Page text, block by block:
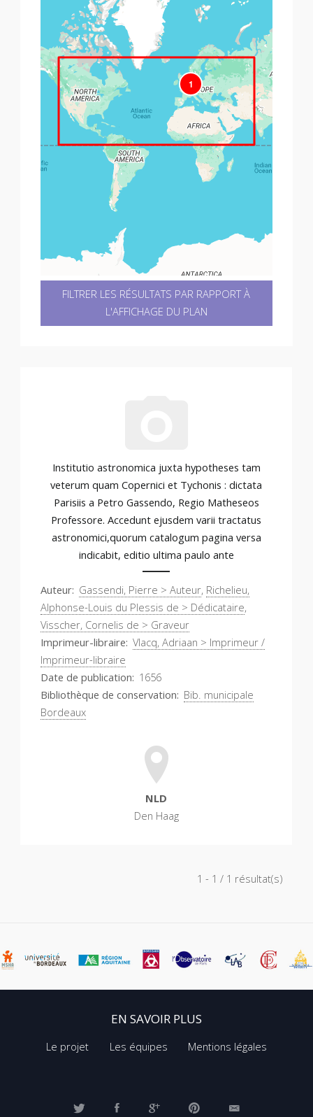
1
FILTRER LES RÉSULTATS PAR RAPPORT À
L'AFFICHAGE DU PLAN
Institutio astronomica juxta hypotheses tam
veterum quam Copernici et Tychonis : dictata
Parisiis a Petro Gassendo, Regio Matheseos
Professore. Accedunt ejusdem varii tractatus
astronomici,quorum catalogum pagina versa
indicabit, editio ultima paulo ante
Auteur Gassendi, Pierre > Auteur, Richelieu,
Alphonse-Louis du Plessis de > Dédicataire,
Visscher, Cornelis de > Graveur
Imprimeur-libraire Vlacq, Adriaan > Imprimeur /
Imprimeur-libraire
Date de publication 1656
Bibliothèque de conservation Bib. municipale
Bordeaux
NLD
Den Haag
1 - 1 / 1 résultat(s)
EN SAVOIR PLUS
Le projet Les équipes Mentions légales